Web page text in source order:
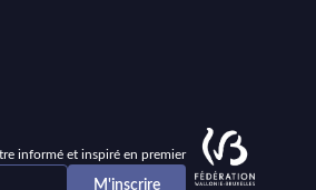
informé et inspiré en premier